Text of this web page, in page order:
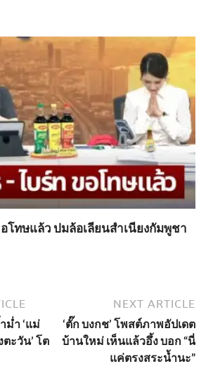
โทษแล้ว ปมล้อเลียนสำเนียงกัมพูชา
ม่ำ ‘แม่
ตะวัน’ โต
NEXT ARTICLE
‘ตั๊ก บงกช’ โพสต์ภาพอัปเดต
บ้านใหม่ เห็นแล้วอึ้ง บอก “นี่
แค่ตรงสระน้ำนะ”